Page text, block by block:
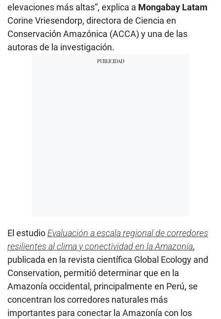
elevaciones más altas”, explica a Mongabay Latam
Corine Vriesendorp, directora de Ciencia en
Conservación Amazónica (ACCA) y una de las
autoras de la investigación.
El estudioEvaluación a escala regional de corredores
resilientes al clima y conectividad en la Amazonía,
publicada en la revista científica Global Ecology and
Conservation, permitió determinar que en la
Amazonía occidental, principalmente en Perú, se
concentran los corredores naturales más
importantes para conectar la Amazonía con los